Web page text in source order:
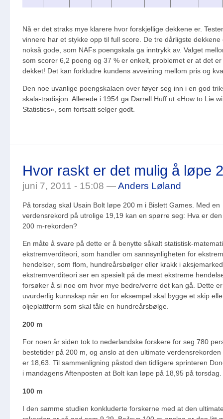
Nå er det straks mye klarere hvor forskjellige dekkene er.
vinnere har et stykke opp til full score. De tre dårligste dekkene
nokså gode, som NAFs poengskala ga inntrykk av. Valget
som scorer 6,2 poeng og 37 % er enkelt, problemet er at det
dekket! Det kan forkludre kundens avveining mellom pris og
Den noe uvanlige poengskalaen over føyer seg inn i en god
skala-tradisjon. Allerede i 1954 ga Darrell Huff ut «How to Lie
Statistics», som fortsatt selger godt.
Hvor raskt er det mulig å løpe
juni 7, 2011 - 15:08 —Anders Løland
På torsdag skal Usain Bolt løpe 200 m i Bislett Games. Med en
verdensrekord på utrolige 19,19 kan en spørre seg: Hva er
200 m-rekorden?
En måte å svare på dette er å benytte såkalt statistisk-
ekstremverditeori, som handler om sannsynligheten for
hendelser, som flom, hundreårsbølger eller krakk i
ekstremverditeori ser en spesielt på de mest ekstreme
forsøker å si noe om hvor mye bedre/verre det kan gå. Dette
uvurderlig kunnskap når en for eksempel skal bygge et skip
oljeplattform som skal tåle en hundreårsbølge.
200 m
For noen år siden tok to nederlandske forskere for seg 780
bestetider på 200 m, og anslo at den ultimate
er 18,63. Til sammenligning påstod den tidligere sprinteren
i mandagens Aftenposten at Bolt kan løpe på 18,95 på torsdag.
100 m
I den samme studien konkluderte forskerne med at den